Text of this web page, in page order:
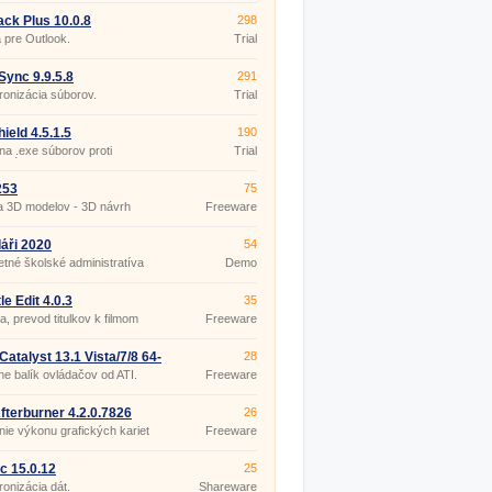
Plus 10.0.8
pre Outlook.
298
Trial
9.9.5.8
súborov.
291
Trial
4.5.1.5
.exe súborov proti
190
Trial
3D modelov - 3D návrh
75
Freeware
2020
školské administratíva
54
Demo
Edit 4.0.3
prevod titulkov k filmom
35
Freeware
13.1 Vista/7/8 64-
balík ovládačov od ATI.
28
Freeware
4.2.0.7826
výkonu grafických kariet
26
Freeware
15.0.12
dát.
25
Shareware